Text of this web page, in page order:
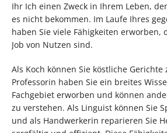
Ihr Ich einen Zweck in Ihrem Leben,
es nicht bekommen. Im Laufe Ihres
haben Sie viele Fähigkeiten erworben,
Job von Nutzen sind.
Als Koch können Sie köstliche
Professorin haben Sie ein breites
Fachgebiet erworben und können
zu verstehen. Als Linguist können Sie
und als Handwerkerin reparieren Sie